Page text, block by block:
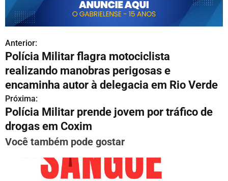
N
a
v
e
g
a
Anterior:
Polícia Militar flagra motociclista
realizando manobras perigosas e
encaminha autor à delegacia em Rio Verde
Próxima:
Polícia Militar prende jovem por tráfico de
drogas em Coxim
Você também pode gostar